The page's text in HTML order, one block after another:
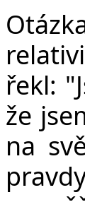
řekl:
že
na